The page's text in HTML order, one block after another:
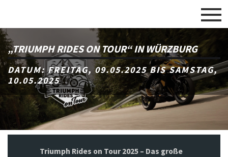
„TRIUMPH RIDES ON TOUR“ IN WÜRZBURG
DATUM: FREITAG, 09.05.2025 BIS SAMSTAG,
10.05.2025
Triumph Rides on Tour 2025 – Das große